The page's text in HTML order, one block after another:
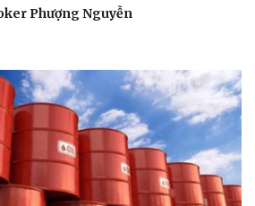
Câu chuyện thời sự
Kể chuyện cho bé
Hạt giống tâm hồn
Phượng Nguyễn